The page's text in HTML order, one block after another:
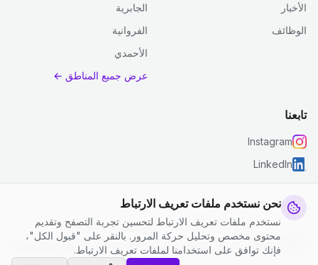
نحن نستخدم ملفات تعريف الارتباط
نستخدم ملفات تعريف الارتباط لتحسين تجربة التصفح وتقديم
محتوى مخصص وتحليل حركة المرور. بالنقر على "قبول الكل"،
فإنك توافق على استخدامنا لملفات تعريف الارتباط.
الأخبار
الوظائف
الجابرية
الفروانية
الأحمدي
عرض جميع المناطق ←
تابعنا
Instagram
LinkedIn
© 2026 جست كلين. جميع الحقوق محفوظة.
سياسة الخصوصية
الشروط والأحكام | إعدادات ملفات تعريف الارتباط